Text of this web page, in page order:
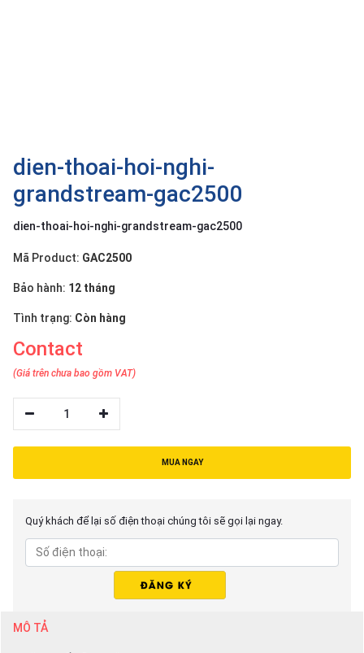
dien-thoai-hoi-nghi-
grandstream-gac2500
dien-thoai-hoi-nghi-grandstream-gac2500
Mã Product: GAC2500
Bảo hành: 12 tháng
Tình trạng: Còn hàng
Contact
(Giá trên chưa bao gồm VAT)
1
MUA NGAY
Quý khách để lại số điện thoại chúng tôi sẽ gọi lại ngay.
MÔ TẢ
Contact
Giới
thiệu
việt
English